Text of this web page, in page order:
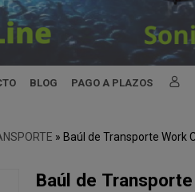
BLOG PAGO A PLAZOS
» Baúl de Transporte Work
Baúl de